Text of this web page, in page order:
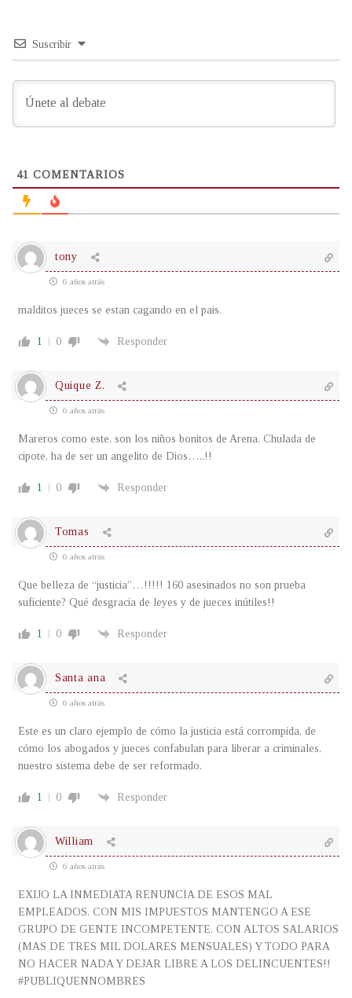
Suscribir
41 COMENTARIOS
tony
6 años atrás
malditos jueces se estan cagando en el pais.
1 0 Responder
Quique Z.
6 años atrás
Mareros como este, son los niños bonitos de Arena. Chulada de
cipote, ha de ser un angelito de Dios…..!!
1 0 Responder
Tomas
6 años atrás
Que belleza de “justicia”…!!!!! 160 asesinados no son prueba
suficiente? Qué desgracia de leyes y de jueces inútiles!!
1 0 Responder
Santa ana
6 años atrás
Este es un claro ejemplo de cómo la justicia está corrompida, de
cómo los abogados y jueces confabulan para liberar a criminales,
nuestro sistema debe de ser reformado.
1 0 Responder
William
6 años atrás
EXIJO LA INMEDIATA RENUNCIA DE ESOS MAL
EMPLEADOS. CON MIS IMPUESTOS MANTENGO A ESE
GRUPO DE GENTE INCOMPETENTE, CON ALTOS SALARIOS
(MAS DE TRES MIL DOLARES MENSUALES) Y TODO PARA
NO HACER NADA Y DEJAR LIBRE A LOS DELINCUENTES!!
#PUBLIQUENNOMBRES